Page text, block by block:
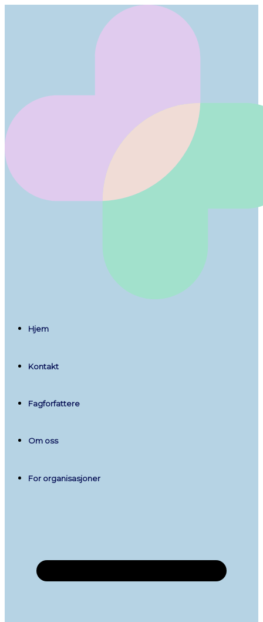
Hjem
Kontakt
Fagforfattere
Om oss
For organisasjoner